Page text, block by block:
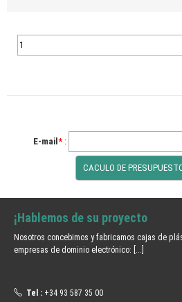
E-mail * :
¡Hablemos de su proyecto
Nosotros concebimos y fabricamos cajas de
empresas de dominio electrónico: [...]
Tel : +34 93 587 35 00